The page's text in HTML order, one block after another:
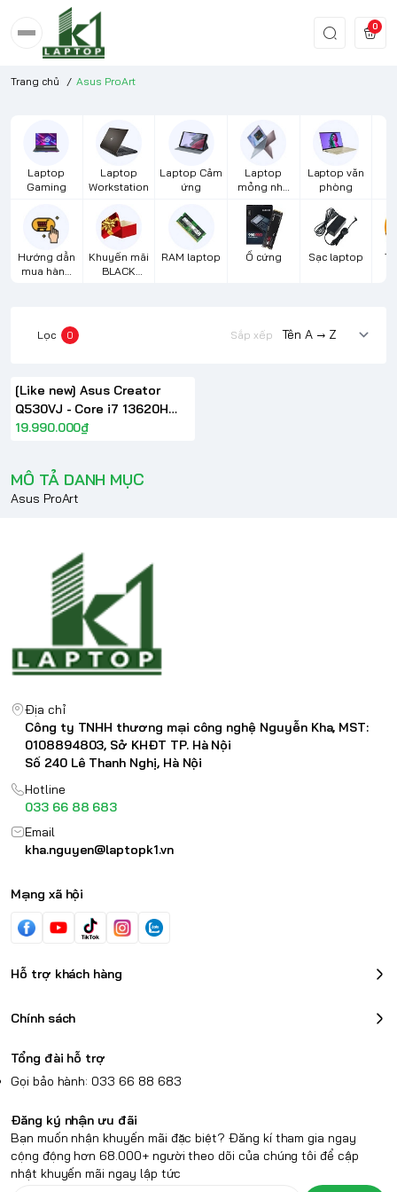
0
Trang chủ / Asus ProArt
Laptop
Gaming
Laptop
Workstation
Laptop Cảm
ứng
Laptop
mỏng nhẹ
Laptop văn
phòng
Hướng dẫn
mua hàng
Khuyến mãi
BLACK
RAM laptop Ổ cứng Sạc laptop
Lọc 0 Sắp xếp
[Like new] Asus Creator
Q530VJ - Core i7 13620H
Ram 16GB SSD 512GB RTX
19.990.000₫
MÔ TẢ DANH MỤC
Asus ProArt
Địa chỉ
Công ty TNHH thương mại công nghệ Nguyễn Kha, MST:
0108894803, Sở KHĐT TP. Hà Nội
Số 240 Lê Thanh Nghị, Hà Nội
Hotline
033 66 88 683
Email
kha.nguyen@laptopk1.vn
Mạng xã hội
Hỗ trợ khách hàng
Chính sách
Tổng đài hỗ trợ
Gọi bảo hành: 033 66 88 683
Đăng ký nhận ưu đãi
Bạn muốn nhận khuyến mãi đặc biệt? Đăng kí tham gia ngay
cộng động hơn 68.000+ người theo dõi của chúng tôi để cập
nhật khuyến mãi ngay lập tức